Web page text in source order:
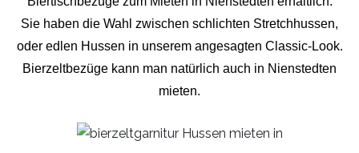
Sie haben die Wahl zwischen schlichten Stretchhussen,
oder edlen Hussen in unserem angesagten Classic-Look.
Bierzeltbezüge kann man natürlich auch in Nienstedten
mieten.